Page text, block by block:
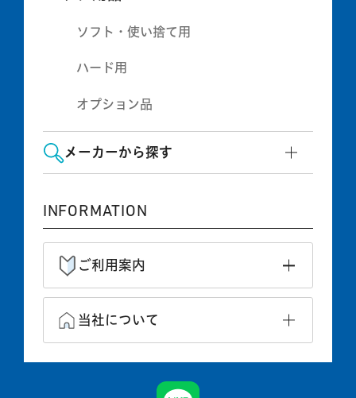
ソフト・使い捨て用
ハード用
オプション品
メーカーから探す
INFORMATION
ご利用案内
当社について